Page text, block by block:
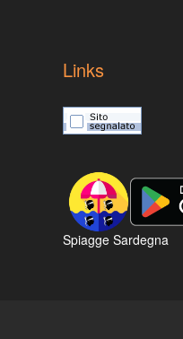
Links
Spiagge Sardegna